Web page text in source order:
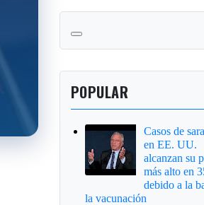
POPULAR
Casos de
en EE. UU.
alcanzan su
más alto en
debido a la
la vacunación